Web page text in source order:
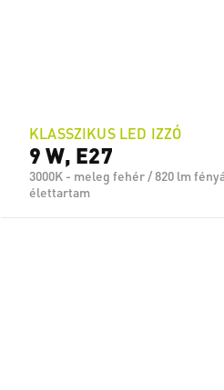
KLASSZIKUS LED IZZÓ
9 W, E27
3000K - meleg fehér / 820 lm
élettartam